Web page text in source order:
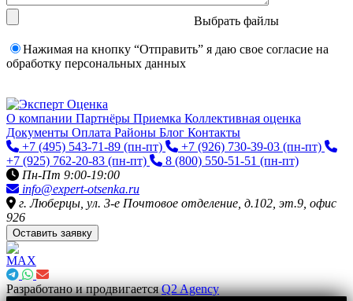
Выбрать файлы
Нажимая на кнопку “Отправить” я даю свое согласие на
обработку персональных данных
О компании Партнёры Приемка Коллективная оценка
Документы Оплата Районы Блог Контакты
+7 (495) 543-71-89 (пн-пт) +7 (926) 730-39-03 (пн-пт)
+7 (925) 762-20-83 (пн-пт) 8 (800) 550-51-51 (пн-пт)
Пн-Пт 9:00-19:00
info@expert-otsenka.ru
г. Люберцы, ул. 3-е Почтовое отделение, д.102, эт.9, офис
926
Оставить заявку
Разработано и продвигаетсяQ2 Agency